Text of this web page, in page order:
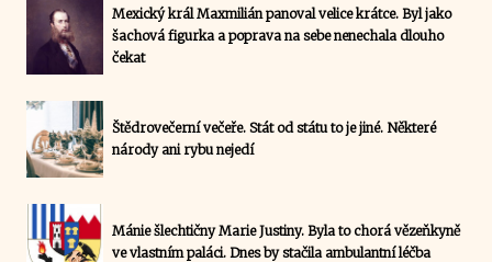
Mexický král Maxmilián panoval velice krátce. Byl jako
šachová figurka a poprava na sebe nenechala dlouho
čekat
Štědrovečerní večeře. Stát od státu to je jiné. Některé
národy ani rybu nejedí
Mánie šlechtičny Marie Justiny. Byla to chorá vězeňkyně
ve vlastním paláci. Dnes by stačila ambulantní léčba